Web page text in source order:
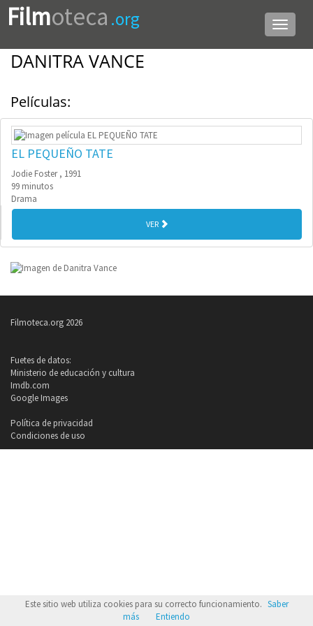
Menú
de
Filmoteca .org
DANITRA VANCE
Películas:
EL PEQUEÑO TATE
Jodie Foster , 1991
99 minutos
Drama
VER
Filmoteca.org 2026
Fuetes de datos:
Ministerio de educación y cultura
Imdb.com
Google Images
Política de privacidad
Condiciones de uso
Este sitio web utiliza cookies para su correcto funcionamiento. Saber
más
Entiendo